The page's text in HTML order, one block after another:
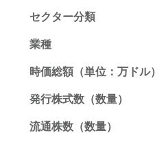
セクター分類
業種
時価総額（単位：万ドル）
発行株式数（数量）
流通株数（数量）